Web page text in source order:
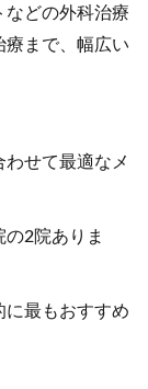
などの外科治療
療まで、幅広い
せて最適なメ
2院ありま
に最もおすすめ